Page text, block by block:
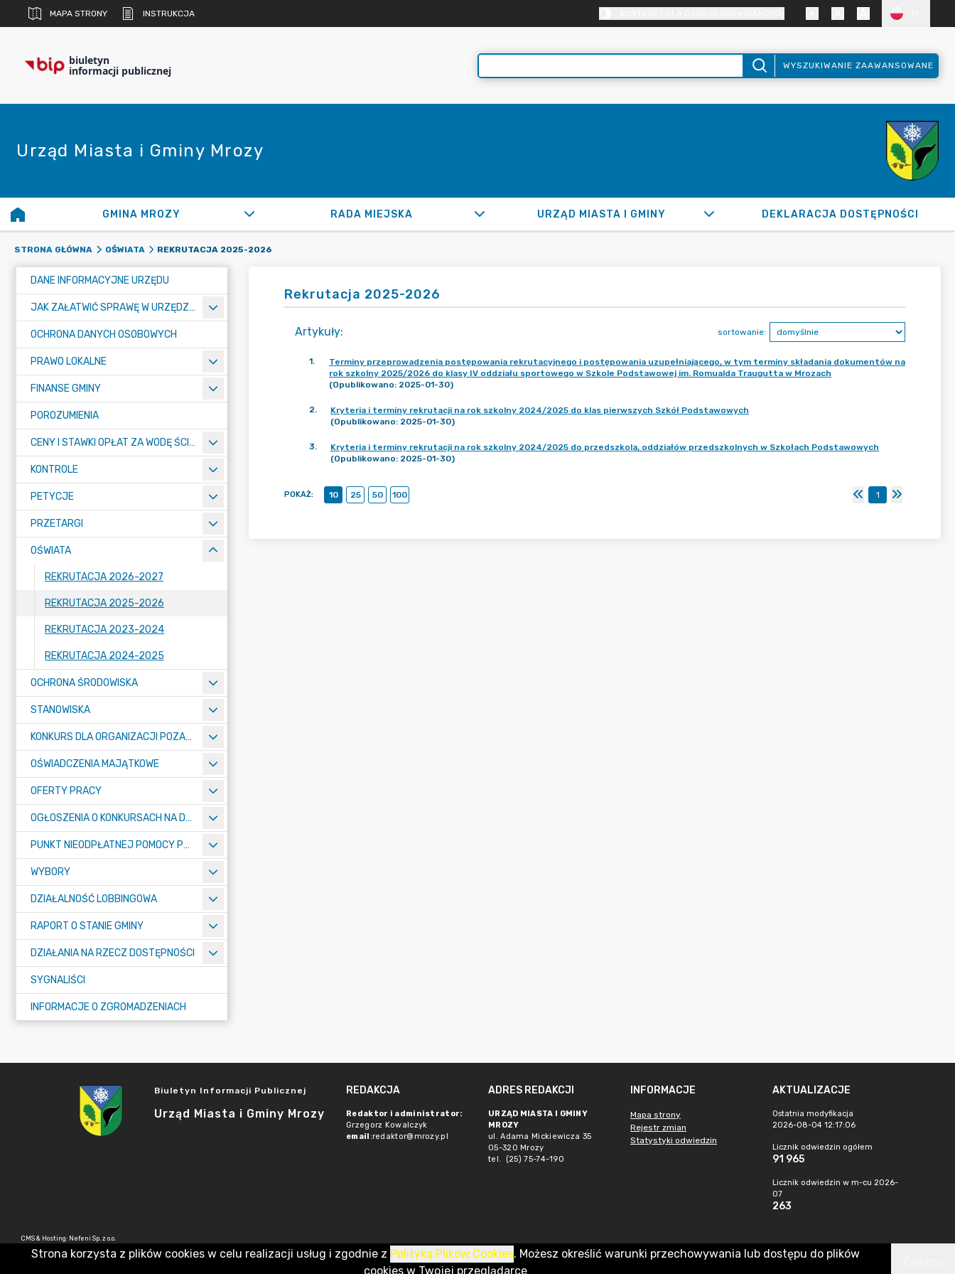
MAPA STRONY INSTRUKCJA
biuletyn
informacji publicznej WYSZUKIWANIE ZAAWANSOWANE
Urząd Miasta i Gminy Mrozy
GMINA MROZY RADA MIEJSKA URZĄD MIASTA I GMINY DEKLARACJA DOSTĘPNOŚCI
STRONA GŁÓWNA OŚWIATA REKRUTACJA 2025-2026
DANE INFORMACYJNE URZĘDU
JAK ZAŁATWIĆ SPRAWĘ W URZĘDZIE
OCHRONA DANYCH OSOBOWYCH
PRAWO LOKALNE
FINANSE GMINY
POROZUMIENIA
CENY I STAWKI OPŁAT ZA WODĘ ŚCIEKI
KONTROLE
PETYCJE
PRZETARGI
OŚWIATA
REKRUTACJA 2026-2027
REKRUTACJA 2025-2026
REKRUTACJA 2023-2024
REKRUTACJA 2024-2025
OCHRONA ŚRODOWISKA
STANOWISKA
KONKURS DLA ORGANIZACJI POZARZĄDOWYCH
OŚWIADCZENIA MAJĄTKOWE
OFERTY PRACY
OGŁOSZENIA O KONKURSACH NA DYREKTORÓW SZKÓŁ
PUNKT NIEODPŁATNEJ POMOCY PRAWNEJ W MROZACH
WYBORY
DZIAŁALNOŚĆ LOBBINGOWA
RAPORT O STANIE GMINY
DZIAŁANIA NA RZECZ DOSTĘPNOŚCI
SYGNALIŚCI
INFORMACJE O ZGROMADZENIACH
Rekrutacja 2025-2026
Artykuły: sortowanie:
1.
Terminy przeprowadzenia postępowania rekrutacyjnego i postępowania uzupełniającego, w tym terminy składania dokumentów na
rok szkolny 2025/2026 do klasy IV oddziału sportowego w Szkole Podstawowej im. Romualda Traugutta w Mrozach
(Opublikowano: 2025-01-30)
2.
Kryteria i terminy rekrutacji na rok szkolny 2024/2025 do klas pierwszych Szkół Podstawowych
(Opublikowano: 2025-01-30)
3.
Kryteria i terminy rekrutacji na rok szkolny 2024/2025 do przedszkola, oddziałów przedszkolnych w Szkołach Podstawowych
(Opublikowano: 2025-01-30)
POKAŻ: 10 25 50 100 1
Biuletyn Informacji Publicznej
Urząd Miasta i Gminy Mrozy
REDAKCJA
Redaktor i administrator:
Grzegorz Kowalczyk
email :redaktor@mrozy.pl
ADRES REDAKCJI
URZĄD MIASTA I GMINY
MROZY
ul. Adama Mickiewicza 35
05-320 Mrozy
tel. (25) 75-74-190
INFORMACJE
Mapa strony
Rejestr zmian
Statystyki odwiedzin
AKTUALIZACJE
Ostatnia modyfikacja
2026-08-04 12:17:06
Licznik odwiedzin ogółem
91 965
Licznik odwiedzin w m-cu 2026-
07
263
CMS & Hosting: Nefeni Sp. z o.o.
Strona korzysta z plików cookies w celu realizacji usług i zgodnie z Polityką Plików Cookies. Możesz określić warunki przechowywania lub dostępu do plików
cookies w Twojej przeglądarce